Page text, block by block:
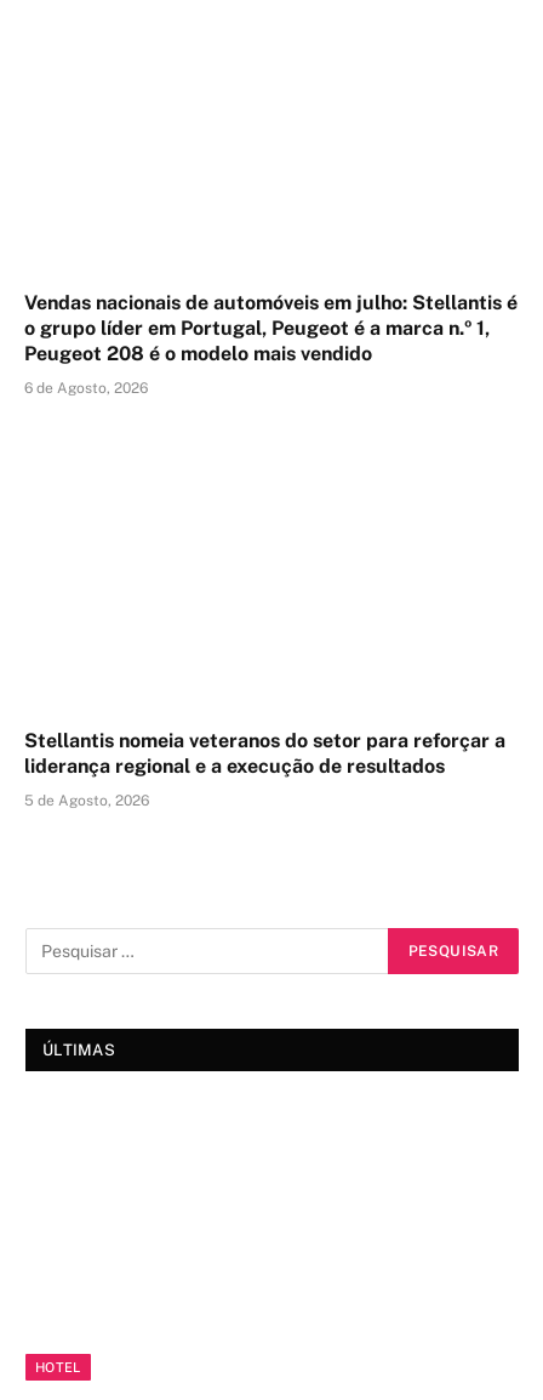
Vendas nacionais de automóveis em julho: Stellantis é
o grupo líder em Portugal, Peugeot é a marca n.º 1,
Peugeot 208 é o modelo mais vendido
6 de Agosto, 2026
Stellantis nomeia veteranos do setor para reforçar a
liderança regional e a execução de resultados
5 de Agosto, 2026
ÚLTIMAS
HOTEL